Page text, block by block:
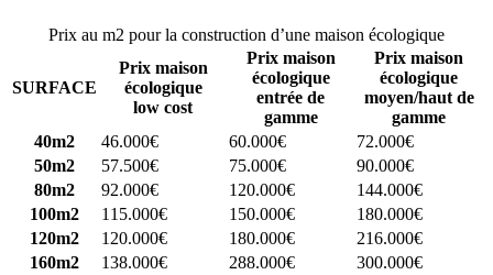
Prix au m2 pour la construction d’une maison écologique
SURFACE
Prix maison
écologique
low cost
Prix maison
écologique
entrée de
gamme
Prix maison
écologique
moyen/haut de
gamme
40m2
46.000€ 60.000€
72.000€
50m2
57.500€ 75.000€
90.000€
80m2
92.000€ 120.000€
144.000€
100m2
115.000€ 150.000€
180.000€
120m2
120.000€ 180.000€
216.000€
160m2
138.000€ 288.000€
300.000€